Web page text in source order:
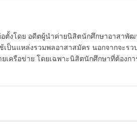
อตั้งโดย อดีตผู้นำค่ายนิสิตนักศึกษาอาสาพั
เป็นแหล่งรวมพลอาสาสมัคร นอกจากจะร
เครือข่าย โดยเฉพาะนิสิตนักศึกษาที่ต้องก